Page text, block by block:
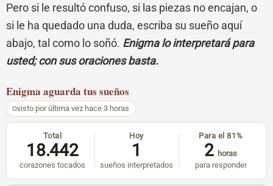
Pero si le resultó confuso, si las piezas no encajan, o
si le ha quedado una duda, escriba su sueño aquí
abajo, tal como lo soñó. Enigma lo interpretará para
usted; con sus oraciones basta.
Enigma aguarda tus sueños
visto por última vez hace 3 horas
Total
18.442
corazones tocados
Hoy
1
sueños interpretados
Para el 81%
2 horas
para responder